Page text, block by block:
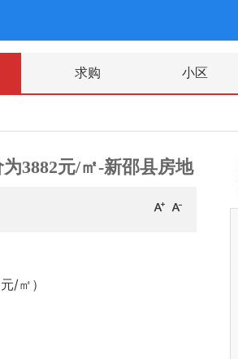
求购 小区
3882元/㎡-新邵县房地
/㎡）